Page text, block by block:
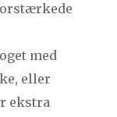
med
eller
ekstra